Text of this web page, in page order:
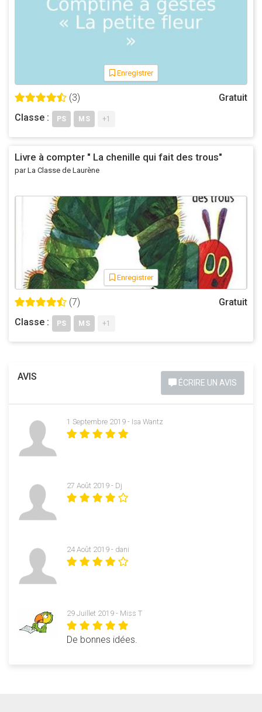
Enregistrer
(3)
Gratuit
Classe :
PS MS +1
Livre à compter " La chenille qui fait des trous"
par La Classe de Laurène
Enregistrer
(7)
Gratuit
Classe :
PS MS +1
AVIS
ÉCRIRE UN AVIS
1 Septembre 2019 - Isa Wantz
27 Août 2019 - Dj
24 Août 2019 - dani
29 Juillet 2019 - Miss T
De bonnes idées.